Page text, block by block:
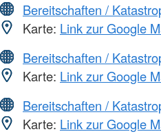
Bereitschaften /
Karte: Link zur Google
Bereitschaften /
Karte: Link zur Google
Bereitschaften /
Karte: Link zur Google